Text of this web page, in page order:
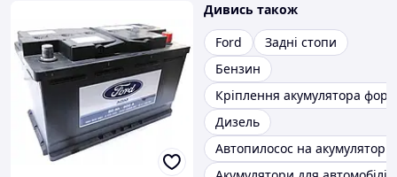
Дивись також
Ford
Задні стопи
Бензин
Кріплення акумулятора
Дизель
Автопилосос на акумуляторі